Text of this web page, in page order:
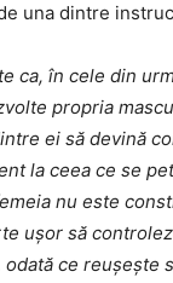
una dintre
ca, în cele din
propria
ei să devină
la ceea ce se
nu este
ușor să
odată ce reușește